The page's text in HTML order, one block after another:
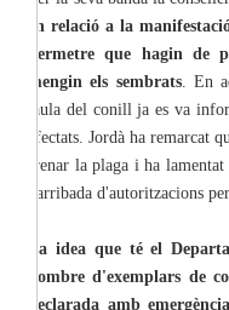
en relació a la
permetre que hagin de
mengin els sembrats. En
taula del conill ja es va
afectats. Jordà ha remarcat
frenar la plaga i ha
l'arribada d'autoritzacions
La idea que té el
nombre d'exemplars de
declarada amb